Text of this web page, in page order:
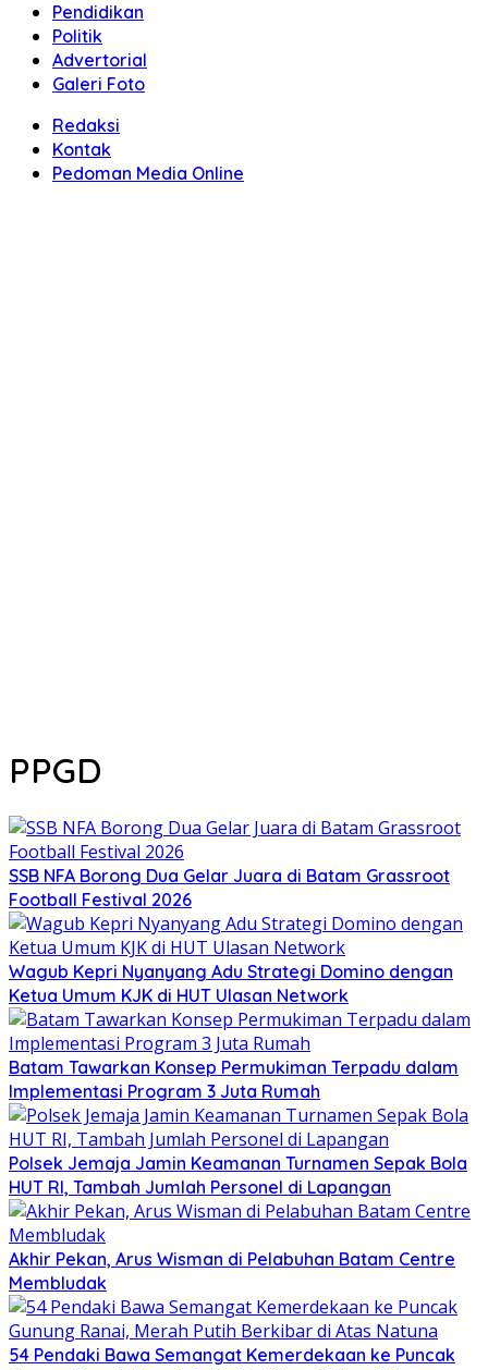
Pendidikan
Politik
Advertorial
Galeri Foto
Redaksi
Kontak
Pedoman Media Online
PPGD
SSB NFA Borong Dua Gelar Juara di Batam Grassroot
Football Festival 2026
Wagub Kepri Nyanyang Adu Strategi Domino dengan
Ketua Umum KJK di HUT Ulasan Network
Batam Tawarkan Konsep Permukiman Terpadu dalam
Implementasi Program 3 Juta Rumah
Polsek Jemaja Jamin Keamanan Turnamen Sepak Bola
HUT RI, Tambah Jumlah Personel di Lapangan
Akhir Pekan, Arus Wisman di Pelabuhan Batam Centre
Membludak
54 Pendaki Bawa Semangat Kemerdekaan ke Puncak